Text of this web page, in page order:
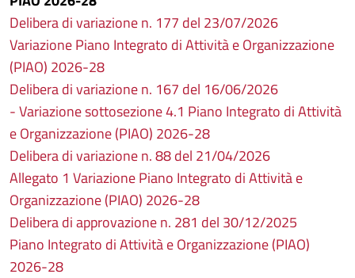
Delibera di variazione n. 177 del 23/07/2026
Variazione Piano Integrato di Attività e Organizzazione
(PIAO) 2026-28
Delibera di variazione n. 167 del 16/06/2026
- Variazione sottosezione 4.1 Piano Integrato di Attività
e Organizzazione (PIAO) 2026-28
Delibera di variazione n. 88 del 21/04/2026
Allegato 1 Variazione Piano Integrato di Attività e
Organizzazione (PIAO) 2026-28
Delibera di approvazione n. 281 del 30/12/2025
Piano Integrato di Attività e Organizzazione (PIAO)
2026-28